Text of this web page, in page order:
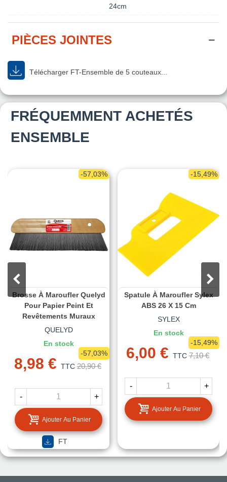
24cm
PIÈCES JOINTES
Télécharger FT-Ensemble de 5 couteaux...
FRÉQUEMMENT ACHETÉS
ENSEMBLE
-57,03%
Brosse À Maroufler Quelyd
Pour Papier Peint Et
Revêtements Muraux
QUELYD
En stock
8,98 € TTC 20,90 €
-57,03%
- +
Ajouter Au Panier
FT
-15,49%
Spatule À Maroufler Sylex
ABS 26 X 15 Cm
SYLEX
En stock
6,00 € TTC 7,10 €
-15,49%
- +
Ajouter Au Panier